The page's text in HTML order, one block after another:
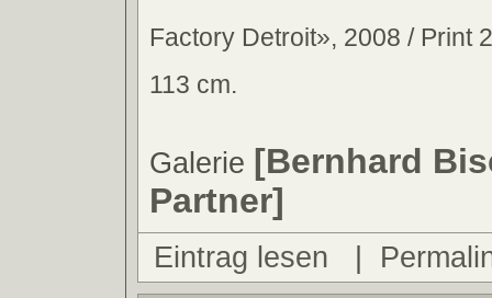
Factory Detroit», 2008 / Print
113 cm.
Galerie [Bernhard
Partner]
Eintrag lesen |